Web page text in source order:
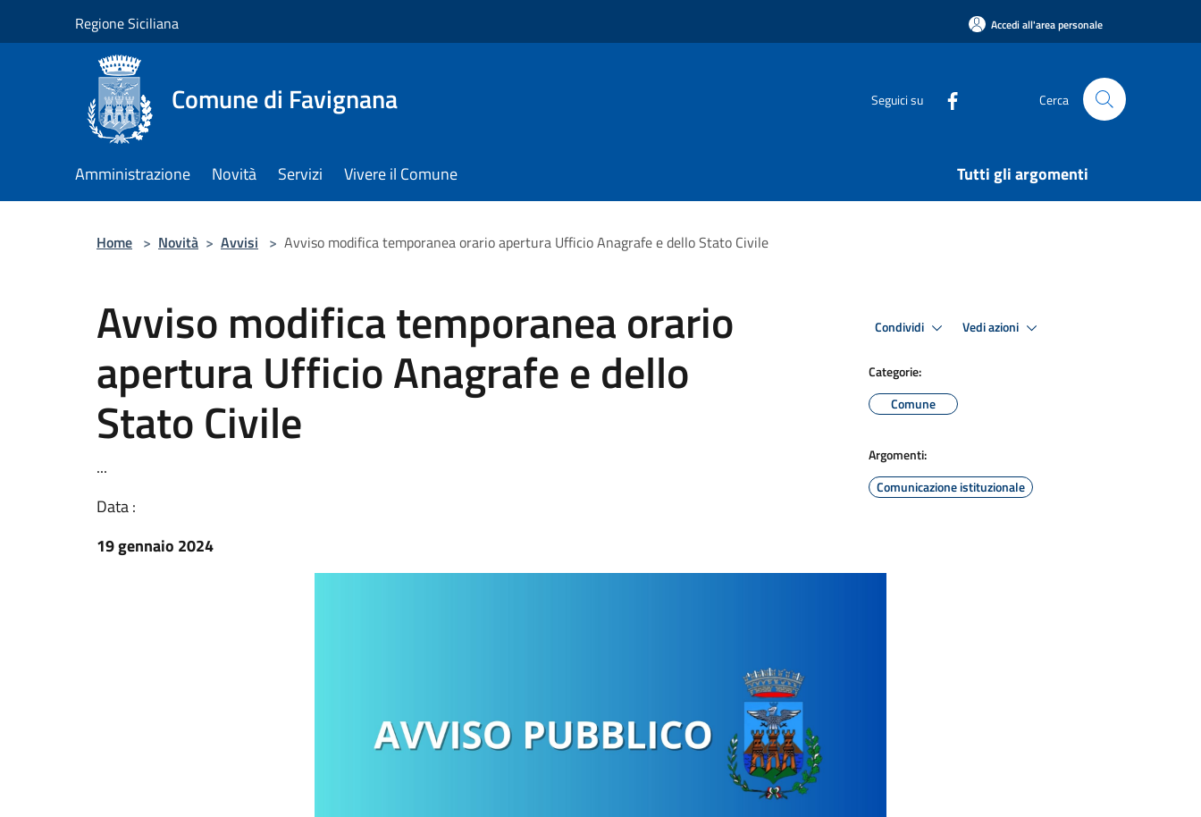
Regione Siciliana Accedi all'area personale
Comune di Favignana Seguici su Cerca
Amministrazione Novità Servizi Vivere il Comune Tutti gli argomenti
Home > Novità > Avvisi > Avviso modifica temporanea orario apertura Ufficio Anagrafe e dello Stato Civile
Avviso modifica temporanea orario
apertura Ufficio Anagrafe e dello
Stato Civile
...
Data :
19 gennaio 2024
Condividi Vedi azioni
Categorie:
Comune
Argomenti:
Comunicazione istituzionale